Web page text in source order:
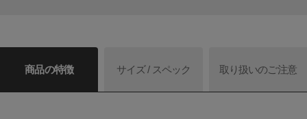
商品の特徴 サイズ / スペック 取り扱いのご注意